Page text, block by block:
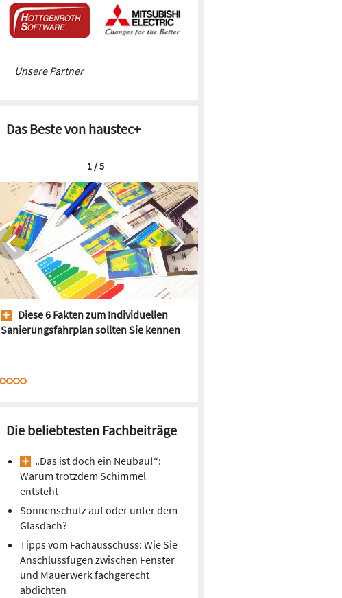
Unsere Partner
Das Beste von haustec+
Diese 6 Fakten zum Individuellen
Sanierungsfahrplan sollten Sie kennen
1 / 5
Die beliebtesten Fachbeiträge
„Das ist doch ein Neubau!“:
Warum trotzdem Schimmel
entsteht
Sonnenschutz auf oder unter dem
Glasdach?
Tipps vom Fachausschuss: Wie Sie
Anschlussfugen zwischen Fenster
und Mauerwerk fachgerecht
abdichten